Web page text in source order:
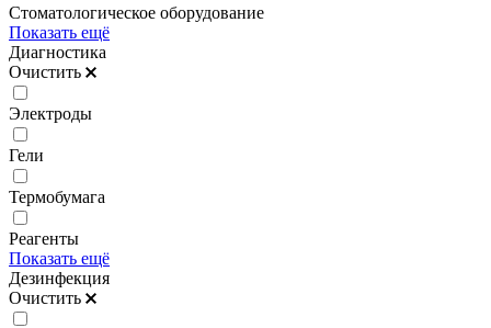
Стоматологическое оборудование
Показать ещё
Диагностика
Очистить
Электроды
Гели
Термобумага
Реагенты
Показать ещё
Дезинфекция
Очистить